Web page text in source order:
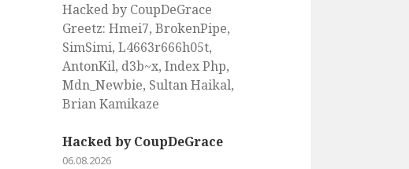
Hacked by CoupDeGrace
Greetz: Hmei7, BrokenPipe,
SimSimi, L4663r666h05t,
AntonKil, d3b~x, Index Php,
Mdn_Newbie, Sultan Haikal,
Brian Kamikaze
Hacked by CoupDeGrace
06.08.2026